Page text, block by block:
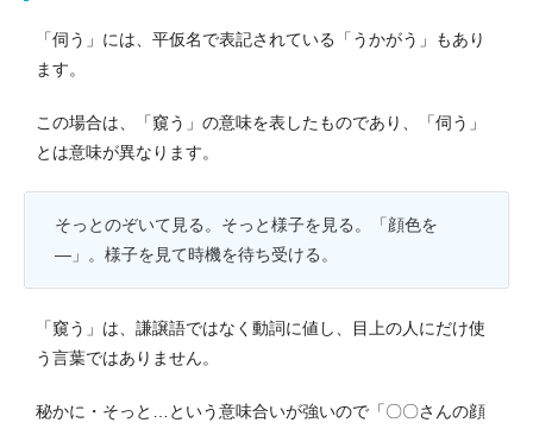
「伺う」には、平仮名で表記されている「うかがう」もあり
ます。
この場合は、「窺う」の意味を表したものであり、「伺う」
とは意味が異なります。
そっとのぞいて見る。そっと様子を見る。「顔色を
―」。様子を見て時機を待ち受ける。
「窺う」は、謙譲語ではなく動詞に値し、目上の人にだけ使
う言葉ではありません。
秘かに・そっと…という意味合いが強いので「〇〇さんの顔